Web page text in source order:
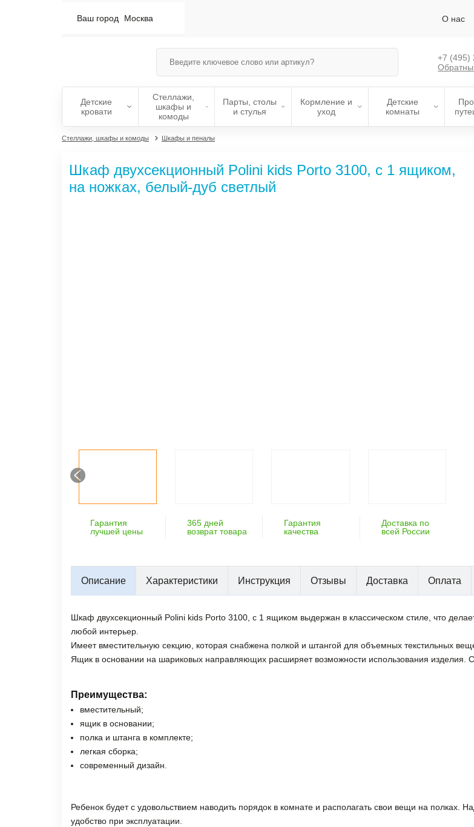
Ваш город Москва О нас
+7 (495)
Детские
кровати
Стеллажи,
шкафы и
комоды
Парты, столы
и стулья
Кормление и
уход
Детские
комнаты
Стеллажи, шкафы и комоды Шкафы и пеналы
Шкаф двухсекционный Polini kids Porto 3100, с 1 ящиком,
на ножках, белый-дуб светлый
Гарантия
лучшей цены
365 дней
возврат товара
Гарантия
качества
Доставка по
всей России
Описание Характеристики Инструкция Отзывы Доставка Оплата
Шкаф двухсекционный Polini kids Porto 3100, с 1 ящиком выдержан в классическом стиле, что
любой интерьер.
Имеет вместительную секцию, которая снабжена полкой и штангой для объемных текстильных
Ящик в основании на шариковых направляющих расширяет возможности использования
Преимущества:
вместительный;
ящик в основании;
полка и штанга в комплекте;
легкая сборка;
современный дизайн.
Ребенок будет с удовольствием наводить порядок в комнате и располагать свои вещи на полках.
удобство при эксплуатации.